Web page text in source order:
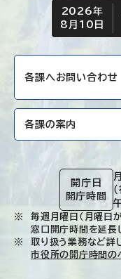
今日の日付
2026年
8月10日
各課へお問い合わせ
各課の案内
開庁日
開庁時間
毎週月曜日（月曜日
窓口開庁時間を延長
取り扱う業務など詳し
市役所の開庁時間の